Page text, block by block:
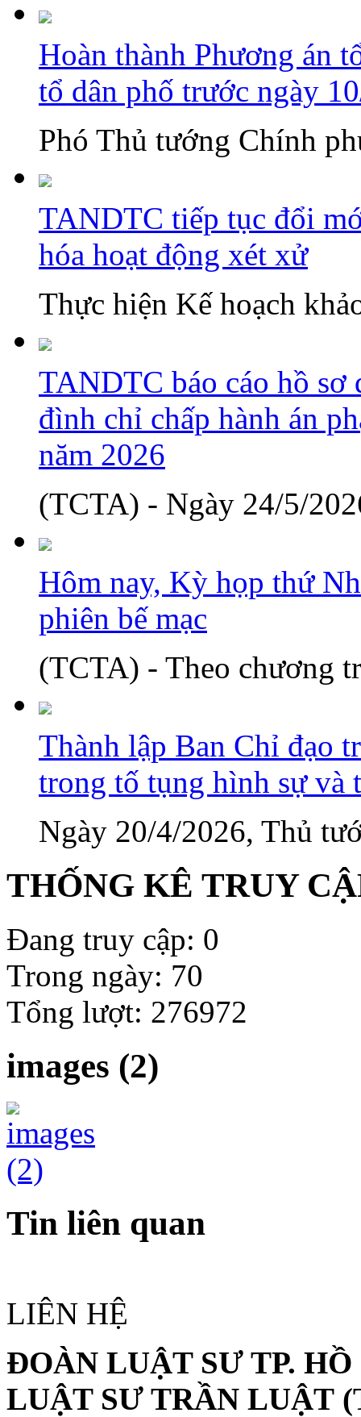
Hoàn thành Phương án
tổ dân phố trước ngày
Phó Thủ tướng Chính
TANDTC tiếp tục đổi
hóa hoạt động xét xử
Thực hiện Kế hoạch
TANDTC báo cáo hồ sơ
đình chỉ chấp hành án
năm 2026
(TCTA) - Ngày 24/5/
Hôm nay, Kỳ họp thứ
phiên bế mạc
(TCTA) - Theo chương
Thành lập Ban Chỉ đạo
trong tố tụng hình sự và
Ngày 20/4/2026, Thủ
THỐNG KÊ TRUY
Đang truy cập: 0
Trong ngày: 70
Tổng lượt: 276972
images (2)
Tin liên quan
LIÊN HỆ
ĐOÀN LUẬT SƯ TP.
LUẬT SƯ TRẦN LUẬT